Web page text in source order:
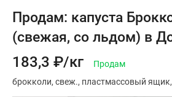
Продам: капуста
(свежая, со льдом) в
183,3 ₽/кг
Продам
брокколи свеж. пластмассовый ящик